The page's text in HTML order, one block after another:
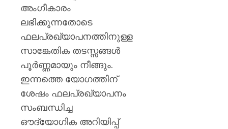
അംഗീകാരം
ലഭിക്കുന്നതോടെ
ഫലപ്രഖ്യാപനത്തിനുള്ള
സാങ്കേതിക തടസ്സങ്ങൾ
പൂർണ്ണമായും നീങ്ങും.
ഇന്നത്തെ യോഗത്തിന്
ശേഷം ഫലപ്രഖ്യാപനം
സംബന്ധിച്ച
ഔദ്യോഗിക അറിയിപ്പ്